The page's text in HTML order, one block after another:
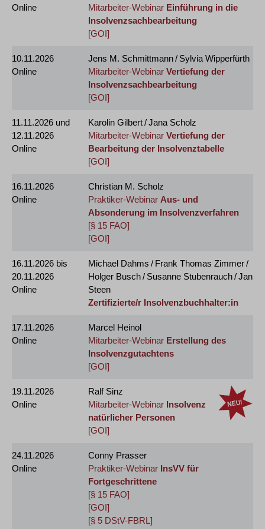
Online
Mitarbeiter-Webinar Einführung in die
Insolvenzsachbearbeitung
[GOI]
10.11.2026
Online
Jens M. Schmittmann / Sylvia Wipperfürth
Mitarbeiter-Webinar Vertiefung der
Insolvenzsachbearbeitung
[GOI]
11.11.2026 und
12.11.2026
Online
Karolin Gilbert / Jana Scholz
Mitarbeiter-Webinar Vertiefung der
Bearbeitung der Insolvenztabelle
[GOI]
16.11.2026
Online
Christian M. Scholz
Praktiker-Webinar Aus- und
Absonderung im Insolvenzverfahren
[§ 15 FAO]
[GOI]
16.11.2026 bis
20.11.2026
Online
Michael Dahms / Frank Thomas Zimmer /
Holger Busch / Susanne Stubenrauch / Jan
Steen
Zertifizierte/r Insolvenzbuchhalter:in
17.11.2026
Online
Marcel Heinol
Mitarbeiter-Webinar Erstellung des
Insolvenzgutachtens
[GOI]
19.11.2026
Online
Ralf Sinz
Mitarbeiter-Webinar Insolvenz
natürlicher Personen
[GOI]
24.11.2026
Online
Conny Prasser
Praktiker-Webinar InsVV für
Fortgeschrittene
[§ 15 FAO]
[GOI]
[§ 5 DStV-FBRL]